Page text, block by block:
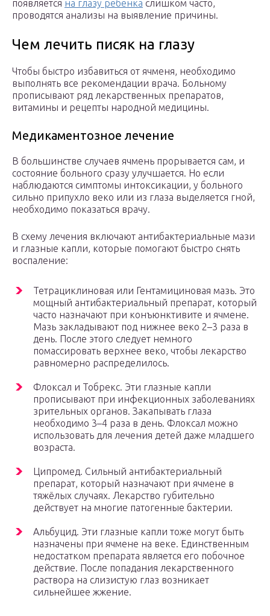
появляется на глазу ребенка слишком часто,
проводятся анализы на выявление причины.
Чем лечить писяк на глазу
Чтобы быстро избавиться от ячменя, необходимо
выполнять все рекомендации врача. Больному
прописывают ряд лекарственных препаратов,
витамины и рецепты народной медицины.
Медикаментозное лечение
В большинстве случаев ячмень прорывается сам, и
состояние больного сразу улучшается. Но если
наблюдаются симптомы интоксикации, у больного
сильно припухло веко или из глаза выделяется гной,
необходимо показаться врачу.
В схему лечения включают антибактериальные мази
и глазные капли, которые помогают быстро снять
воспаление:
Тетрациклиновая или Гентамициновая мазь. Это
мощный антибактериальный препарат, который
часто назначают при конъюнктивите и ячмене.
Мазь закладывают под нижнее веко 2–3 раза в
день. После этого следует немного
помассировать верхнее веко, чтобы лекарство
равномерно распределилось.
Флоксал и Тобрекс. Эти глазные капли
прописывают при инфекционных заболеваниях
зрительных органов. Закапывать глаза
необходимо 3–4 раза в день. Флоксал можно
использовать для лечения детей даже младшего
возраста.
Ципромед. Сильный антибактериальный
препарат, который назначают при ячмене в
тяжёлых случаях. Лекарство губительно
действует на многие патогенные бактерии.
Альбуцид. Эти глазные капли тоже могут быть
назначены при ячмене на веке. Единственным
недостатком препарата является его побочное
действие. После попадания лекарственного
раствора на слизистую глаз возникает
сильнейшее жжение.